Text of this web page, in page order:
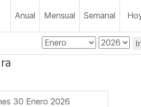
Anual Mensual Semanal
30 Enero 2026